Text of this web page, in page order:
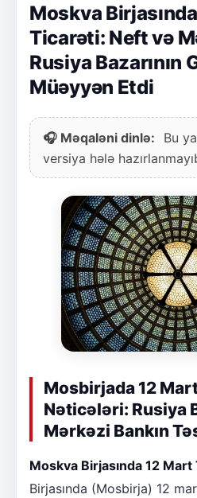
Moskva
Ticarəti: Neft və
Rusiya Bazarının
Müəyyən Etdi
🎧 Məqaləni dinlə:
Bu
versiya hələ
Mosbirjada 12
Nəticələri: Rusiya
Mərkəzi Bankın
Moskva Birjasında 12
Birjasında (Mosbirja) 12